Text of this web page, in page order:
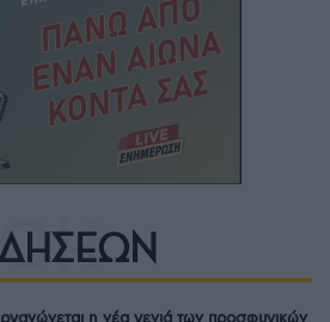
η νέα γενιά των προσφυγικών